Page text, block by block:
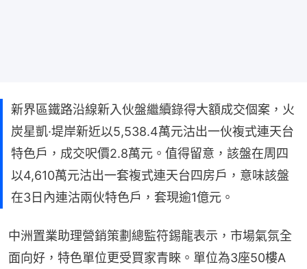
新界區鐵路沿線新入伙盤繼續錄得大額成交個案，火
炭星凱·堤岸新近以5,538.4萬元沽出一伙複式連天台
特色戶，成交呎價2.8萬元。值得留意，該盤在周四
以4,610萬元沽出一套複式連天台四房戶，意味該盤
在3日內連沽兩伙特色戶，套現逾1億元。
中洲置業助理營銷策劃總監符錫龍表示，市場氣氛全
面向好，特色單位更受買家青睞。單位為3座50樓A